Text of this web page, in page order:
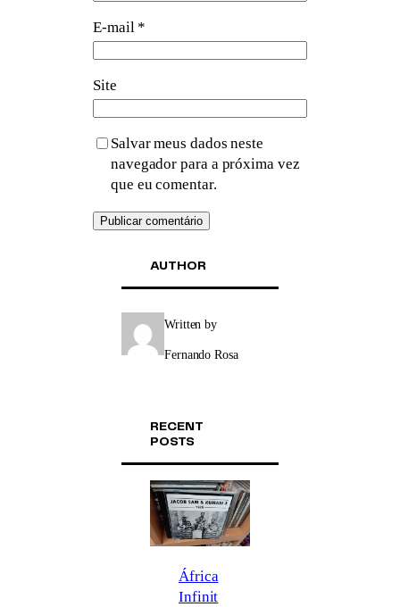
E-mail *
Site
Salvar meus dados neste
navegador para a próxima vez
que eu comentar.
AUTHOR
Written by
Fernando Rosa
RECENT
POSTS
África
Infinit